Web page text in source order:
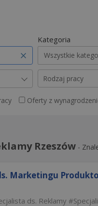
Kategoria
Wszystkie
Rodzaj pracy
Oferty z
Rzeszów -
Marketingu
ds. Reklamy